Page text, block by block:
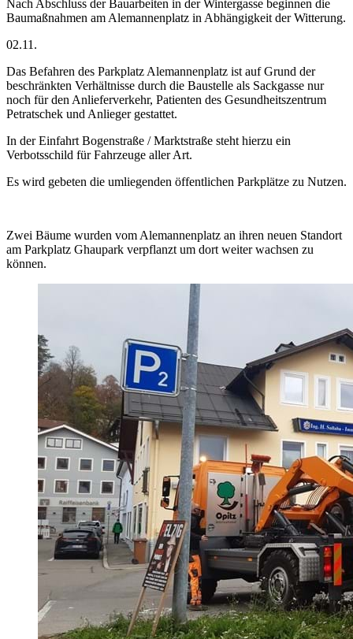
Nach Abschluss der Bauarbeiten in der Wintergasse beginnen die
Baumaßnahmen am Alemannenplatz in Abhängigkeit der Witterung.
02.11.
Das Befahren des Parkplatz Alemannenplatz ist auf Grund der
beschränkten Verhältnisse durch die Baustelle als Sackgasse nur
noch für den Anlieferverkehr, Patienten des Gesundheitszentrum
Petratschek und Anlieger gestattet.
In der Einfahrt Bogenstraße / Marktstraße steht hierzu ein
Verbotsschild für Fahrzeuge aller Art.
Es wird gebeten die umliegenden öffentlichen Parkplätze zu Nutzen.
Zwei Bäume wurden vom Alemannenplatz an ihren neuen Standort
am Parkplatz Ghaupark verpflanzt um dort weiter wachsen zu
können.